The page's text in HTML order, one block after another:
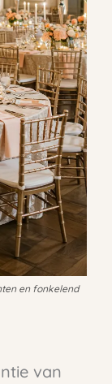
en fonkelend
van